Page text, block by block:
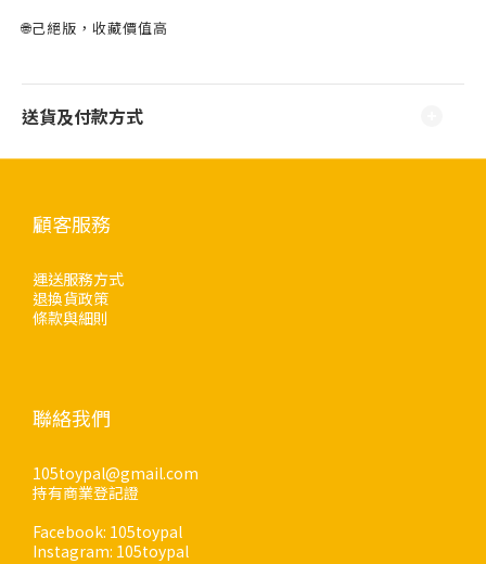
🌐己絕版，收藏價值高
送貨及付款方式
顧客服務
運送服務方式
退換貨政策
條款與細則
聯絡我們
105toypal@gmail.com
持有商業登記證
Facebook: 105toypal
Instagram: 105toypal